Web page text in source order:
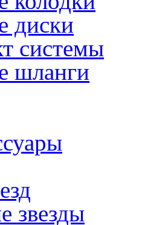
диски
системы
шланги
звезды